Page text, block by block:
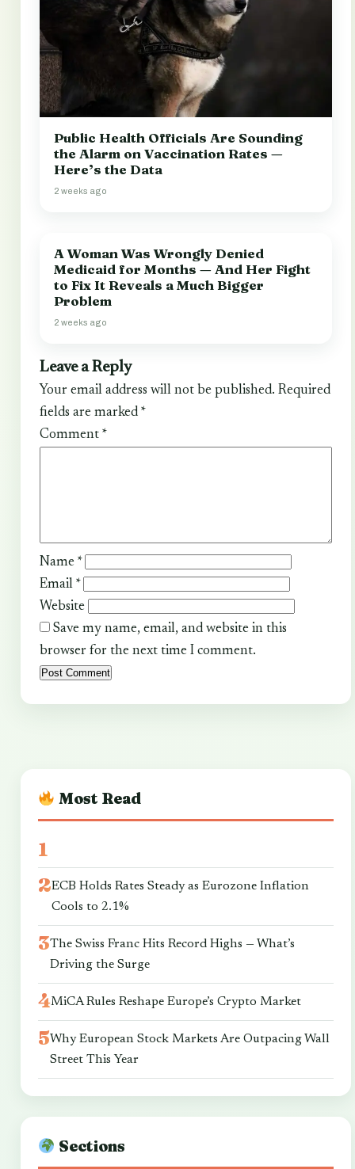
Public Health Officials Are Sounding
the Alarm on Vaccination Rates —
Here’s the Data
2 weeks ago
A Woman Was Wrongly Denied
Medicaid for Months — And Her Fight
to Fix It Reveals a Much Bigger
Problem
2 weeks ago
Leave a Reply
Your email address will not be published. Required
fields are marked *
Comment *
Name *
Email *
Website
Save my name, email, and website in this
browser for the next time I comment.
Most Read
ECB Holds Rates Steady as Eurozone Inflation
Cools to 2.1%
The Swiss Franc Hits Record Highs — What’s
Driving the Surge
MiCA Rules Reshape Europe’s Crypto Market
Why European Stock Markets Are Outpacing Wall
Street This Year
Sections